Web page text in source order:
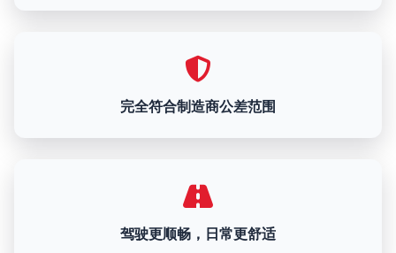
完全符合制造商公差范围
驾驶更顺畅，日常更舒适